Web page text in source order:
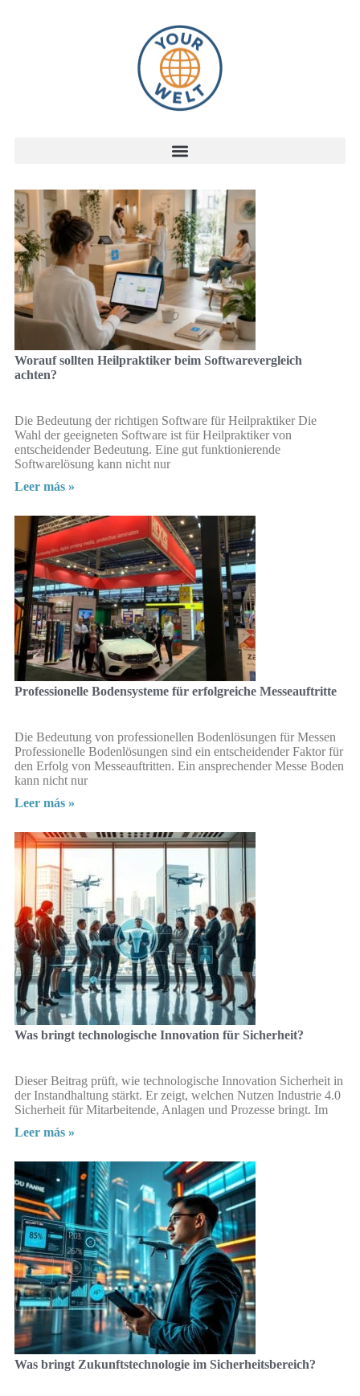
Worauf sollten Heilpraktiker beim Softwarevergleich
achten?
Die Bedeutung der richtigen Software für Heilpraktiker Die
Wahl der geeigneten Software ist für Heilpraktiker von
entscheidender Bedeutung. Eine gut funktionierende
Softwarelösung kann nicht nur
Leer más »
Professionelle Bodensysteme für erfolgreiche Messeauftritte
Die Bedeutung von professionellen Bodenlösungen für Messen
Professionelle Bodenlösungen sind ein entscheidender Faktor für
den Erfolg von Messeauftritten. Ein ansprechender Messe Boden
kann nicht nur
Leer más »
Was bringt technologische Innovation für Sicherheit?
Dieser Beitrag prüft, wie technologische Innovation Sicherheit in
der Instandhaltung stärkt. Er zeigt, welchen Nutzen Industrie 4.0
Sicherheit für Mitarbeitende, Anlagen und Prozesse bringt. Im
Leer más »
Was bringt Zukunftstechnologie im Sicherheitsbereich?